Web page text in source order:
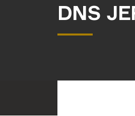
DNS